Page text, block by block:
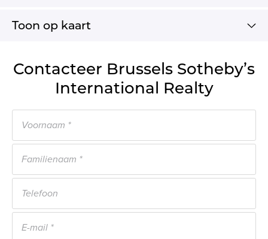
Toon op kaart
Contacteer Brussels Sotheby’s
International Realty